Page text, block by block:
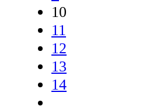
10
11
12
13
14